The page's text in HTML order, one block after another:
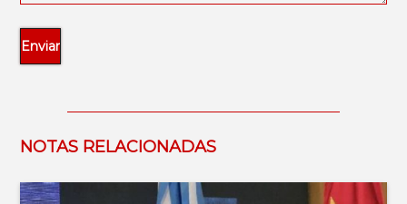
NOTAS RELACIONADAS